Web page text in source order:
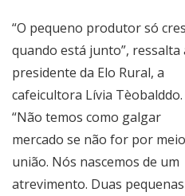
“O pequeno produtor só
quando está junto”, ressalta
presidente da Elo Rural, a
cafeicultora Lívia Tèobalddo.
“Não temos como galgar
mercado se não for por
união. Nós nascemos de um
atrevimento. Duas pequenas